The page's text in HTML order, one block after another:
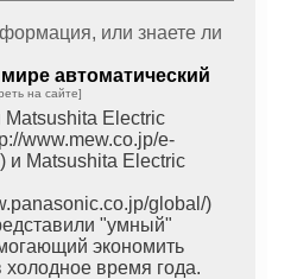
или знаете ли
автоматический
на сайте]
Matsushita Electric
www.mew.co.jp/e-
и Matsushita Electric
global/)
"умный"
экономить
холодное время года.